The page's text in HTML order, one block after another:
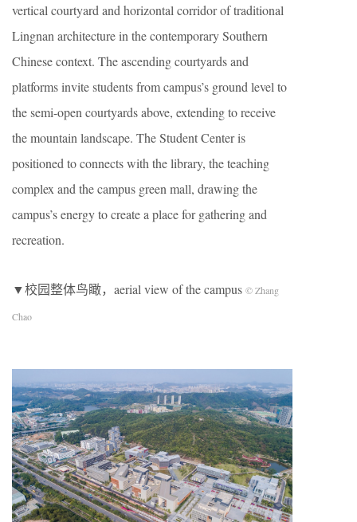
vertical courtyard and horizontal corridor of traditional
Lingnan architecture in the contemporary Southern
Chinese context. The ascending courtyards and
platforms invite students from campus’s ground level to
the semi-open courtyards above, extending to receive
the mountain landscape. The Student Center is
positioned to connects with the library, the teaching
complex and the campus green mall, drawing the
campus’s energy to create a place for gathering and
recreation.
▼校园整体鸟瞰，aerial view of the campus © Zhang
Chao